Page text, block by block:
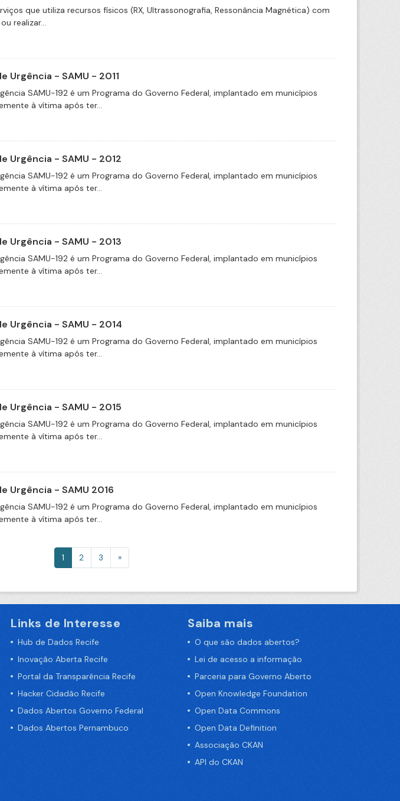
que utiliza recursos físicos (RX, Ultrassonografia, Ressonância Magnética) com
realizar...
Urgência - SAMU - 2011
SAMU-192 é um Programa do Governo Federal, implantado em municípios
à vítima após ter...
Urgência - SAMU - 2012
SAMU-192 é um Programa do Governo Federal, implantado em municípios
à vítima após ter...
Urgência - SAMU - 2013
SAMU-192 é um Programa do Governo Federal, implantado em municípios
à vítima após ter...
Urgência - SAMU - 2014
SAMU-192 é um Programa do Governo Federal, implantado em municípios
à vítima após ter...
Urgência - SAMU - 2015
SAMU-192 é um Programa do Governo Federal, implantado em municípios
à vítima após ter...
Urgência - SAMU 2016
SAMU-192 é um Programa do Governo Federal, implantado em municípios
à vítima após ter...
1 2 3 »
Links de Interesse
Hub de Dados Recife
Inovação Aberta Recife
Portal da Transparência Recife
Hacker Cidadão Recife
Dados Abertos Governo Federal
Dados Abertos Pernambuco
Saiba mais
O que são dados abertos?
Lei de acesso a informação
Parceria para Governo Aberto
Open Knowledge Foundation
Open Data Commons
Open Data Definition
Associação CKAN
API do CKAN